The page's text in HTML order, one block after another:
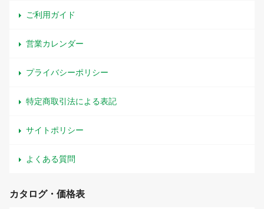
ご利用ガイド
営業カレンダー
プライバシーポリシー
特定商取引法による表記
サイトポリシー
よくある質問
カタログ・価格表